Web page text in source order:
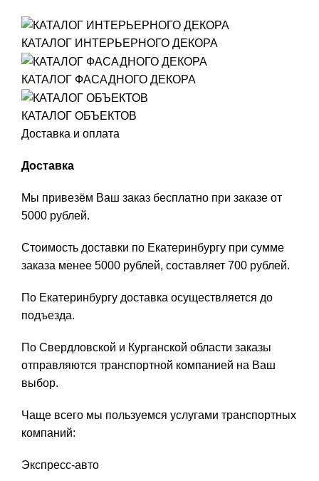
КАТАЛОГ ИНТЕРЬЕРНОГО ДЕКОРА
КАТАЛОГ ФАСАДНОГО ДЕКОРА
КАТАЛОГ ОБЪЕКТОВ
Доставка и оплата
Доставка
Мы привезём Ваш заказ бесплатно при заказе от
5000 рублей.
Стоимость доставки по Екатеринбургу при сумме
заказа менее 5000 рублей, составляет 700 рублей.
По Екатеринбургу доставка осуществляется до
подъезда.
По Свердловской и Курганской области заказы
отправляются транспортной компанией на Ваш
выбор.
Чаще всего мы пользуемся услугами транспортных
компаний:
Экспресс-авто